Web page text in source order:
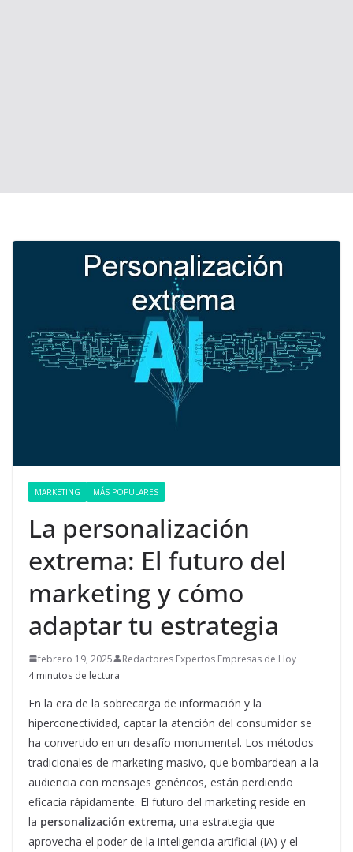
MARKETING MÁS POPULARES
La personalización
extrema: El futuro del
marketing y cómo
adaptar tu estrategia
febrero 19, 2025
Redactores Expertos Empresas de Hoy
4 minutos de lectura
En la era de la sobrecarga de información y la
hiperconectividad, captar la atención del consumidor se
ha convertido en un desafío monumental. Los métodos
tradicionales de marketing masivo, que bombardean a la
audiencia con mensajes genéricos, están perdiendo
eficacia rápidamente. El futuro del marketing reside en
la personalización extrema, una estrategia que
aprovecha el poder de la inteligencia artificial (IA) y el